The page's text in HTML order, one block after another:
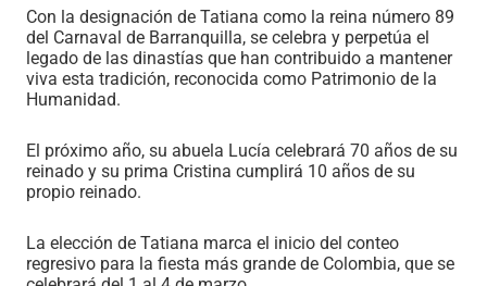
Con la designación de Tatiana como la reina número 89
del Carnaval de Barranquilla, se celebra y perpetúa el
legado de las dinastías que han contribuido a mantener
viva esta tradición, reconocida como Patrimonio de la
Humanidad.
El próximo año, su abuela Lucía celebrará 70 años de su
reinado y su prima Cristina cumplirá 10 años de su
propio reinado.
La elección de Tatiana marca el inicio del conteo
regresivo para la fiesta más grande de Colombia, que se